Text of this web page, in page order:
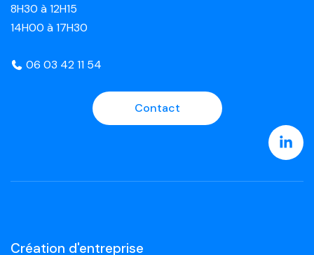
8H30 à 12H15
14H00 à 17H30
06 03 42 11 54
Contact
Création d'entreprise